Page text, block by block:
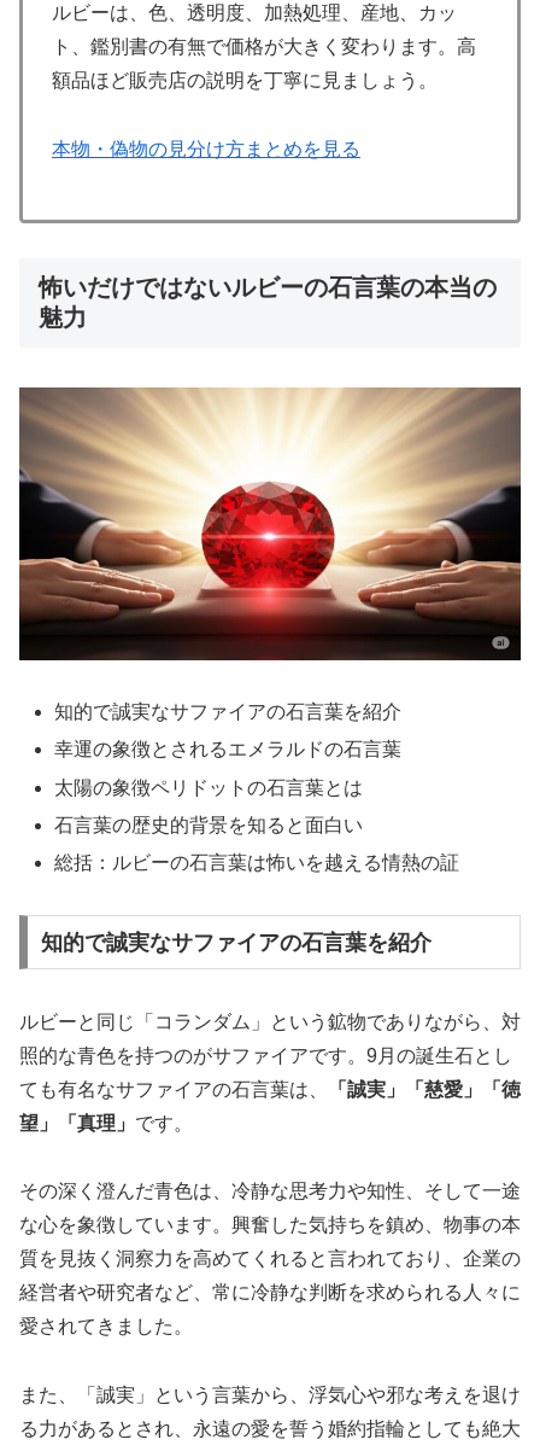
ルビーは、色、透明度、加熱処理、産地、カッ
ト、鑑別書の有無で価格が大きく変わります。高
額品ほど販売店の説明を丁寧に見ましょう。
本物・偽物の見分け方まとめを見る
怖いだけではないルビーの石言葉の本当の
魅力
知的で誠実なサファイアの石言葉を紹介
幸運の象徴とされるエメラルドの石言葉
太陽の象徴ペリドットの石言葉とは
石言葉の歴史的背景を知ると面白い
総括：ルビーの石言葉は怖いを越える情熱の証
知的で誠実なサファイアの石言葉を紹介
ルビーと同じ「コランダム」という鉱物でありながら、対
照的な青色を持つのがサファイアです。9月の誕生石とし
ても有名なサファイアの石言葉は、
「誠実」「慈愛」「徳
望」「真理」 です。
その深く澄んだ青色は、冷静な思考力や知性、そして一途
な心を象徴しています。興奮した気持ちを鎮め、物事の本
質を見抜く洞察力を高めてくれると言われており、企業の
経営者や研究者など、 常に冷静な判断を求められる人々に
愛されてきました。
また、「誠実」という言葉から、浮気心や邪な考えを退け
る力があるとされ、永遠の愛を誓う婚約指輪としても絶大